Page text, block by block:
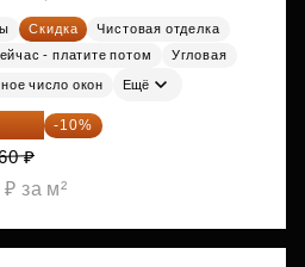
Скидка
Чистовая отделка
- платите потом
Угловая
число окон Ещё
₽ -10%
₽
за м²